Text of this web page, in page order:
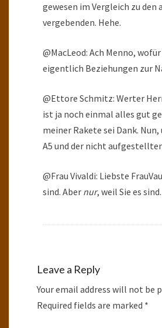
gewesen im Vergleich zu den
vergebenden. Hehe.
@MacLeod: Ach Menno,
eigentlich Beziehungen zur
@Ettore Schmitz: Werter
ist ja noch einmal alles gut
meiner Rakete sei Dank.
A5 und der nicht
@Frau Vivaldi: Liebste
sind. Aber nur, weil Sie es sind.
Leave a Reply
Your email address will not be
Required fields are marked *